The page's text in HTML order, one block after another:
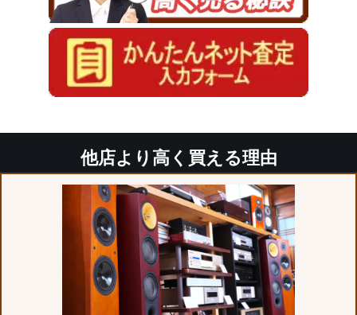
他店より高く買える理由